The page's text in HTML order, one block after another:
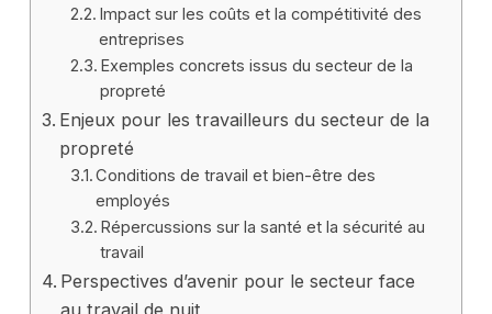
Impact sur les coûts et la compétitivité des
entreprises
Exemples concrets issus du secteur de la
propreté
Enjeux pour les travailleurs du secteur de la
propreté
Conditions de travail et bien-être des
employés
Répercussions sur la santé et la sécurité au
travail
Perspectives d’avenir pour le secteur face